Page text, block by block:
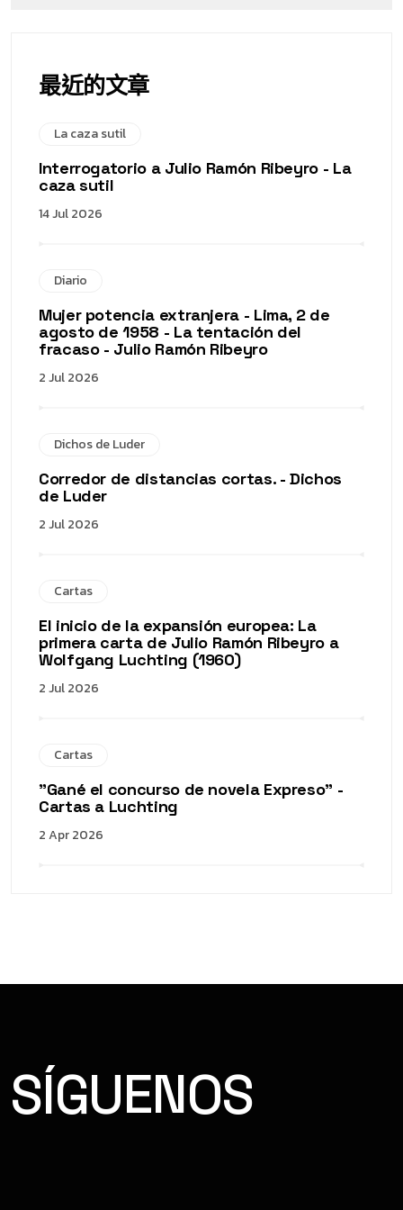
最近的文章
La caza sutil
Interrogatorio a Julio Ramón Ribeyro - La
caza sutil
14 Jul 2026
Diario
Mujer potencia extranjera - Lima, 2 de
agosto de 1958 - La tentación del
fracaso - Julio Ramón Ribeyro
2 Jul 2026
Dichos de Luder
Corredor de distancias cortas. - Dichos
de Luder
2 Jul 2026
Cartas
El inicio de la expansión europea: La
primera carta de Julio Ramón Ribeyro a
Wolfgang Luchting (1960)
2 Jul 2026
Cartas
"Gané el concurso de novela Expreso" -
Cartas a Luchting
2 Apr 2026
SÍGUENOS